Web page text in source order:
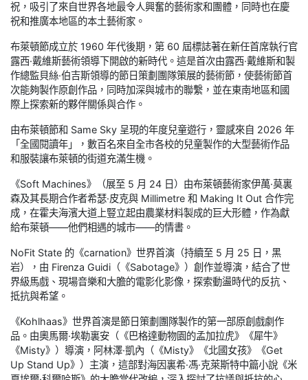
祝，吸引了來自世界各地最令人興奮的藝術家和團體，同時也在慶
祝和推廣本地區的本土藝術家。
布萊頓節成立於 1960 年代後期，第 60 屆標誌著在新任首席執行官
露西·戴維斯藝術領導下開啟的新時代。這是首次由露西·戴維斯和製
作總監貝絲·伯吉斯領導的節日策劃團隊策展的藝術節，使藝術節首
次能夠製作原創作品，同時加深與城市的聯繫，並在東南地區和國
際上探索新的夥伴關係與合作。
由布萊頓節和 Same Sky 呈現的年度兒童遊行，靈感來自 2026 年
「全國閱讀年」，數百名來自全市各校的兒童製作的大型藝術作品
和服裝讓布萊頓的街道充滿生機。
《Soft Machines》（展至 5 月 24 日）由布萊頓藝術家伊萬·莫裏
森及其長期合作者希瑟·皮克與 Millimetre 和 Making It Out 合作完
成，在霍夫海濱大道上豎立起由農業材料製成的巨大形體，作為獻
給布萊頓——他們相遇的城市——的情書。
NoFit State 的《carnation》世界首演（持續至 5 月 25 日，黑
岩），由 Firenza Guidi（《Sabotage》）創作並導演，結合了世
界級馬戲、現場音樂和大膽的電影化影像，探索動盪時代的反抗、
抵抗與希望。
《Kohlhaas》世界首演是節日策劃團隊製作的第一部原創戲劇作
品。由奧馬爾·埃勒裏安（《巴格達動物園的孟加拉虎》《犀牛》
《Misty》）導演，阿林澤·凱內（《Misty》《北國女孩》《Get
Up Stand Up》）主演，這部對海因裏希·馮·克萊斯特中篇小說《米